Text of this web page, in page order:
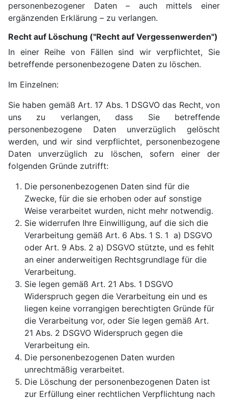
personenbezogener Daten – auch mittels einer
ergänzenden Erklärung – zu verlangen.
Recht auf Löschung ("Recht auf Vergessenwerden")
In einer Reihe von Fällen sind wir verpflichtet, Sie
betreffende personenbezogene Daten zu löschen.
Im Einzelnen:
Sie haben gemäß Art. 17 Abs. 1 DSGVO das Recht, von
uns zu verlangen, dass Sie betreffende
personenbezogene Daten unverzüglich gelöscht
werden, und wir sind verpflichtet, personenbezogene
Daten unverzüglich zu löschen, sofern einer der
folgenden Gründe zutrifft:
Die personenbezogenen Daten sind für die
Zwecke, für die sie erhoben oder auf sonstige
Weise verarbeitet wurden, nicht mehr notwendig.
Sie widerrufen Ihre Einwilligung, auf die sich die
Verarbeitung gemäß Art. 6 Abs. 1 S. 1 a) DSGVO
oder Art. 9 Abs. 2 a) DSGVO stützte, und es fehlt
an einer anderweitigen Rechtsgrundlage für die
Verarbeitung.
Sie legen gemäß Art. 21 Abs. 1 DSGVO
Widerspruch gegen die Verarbeitung ein und es
liegen keine vorrangigen berechtigten Gründe für
die Verarbeitung vor, oder Sie legen gemäß Art.
21 Abs. 2 DSGVO Widerspruch gegen die
Verarbeitung ein.
Die personenbezogenen Daten wurden
unrechtmäßig verarbeitet.
Die Löschung der personenbezogenen Daten ist
zur Erfüllung einer rechtlichen Verpflichtung nach